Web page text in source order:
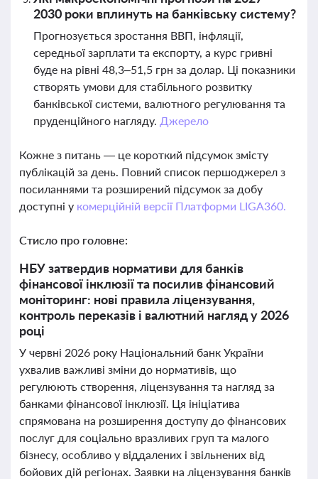
2030 роки вплинуть на банківську систему?
Прогнозується зростання ВВП, інфляції,
середньої зарплати та експорту, а курс гривні
буде на рівні 48,3–51,5 грн за долар. Ці показники
створять умови для стабільного розвитку
банківської системи, валютного регулювання та
пруденційного нагляду. Джерело
Кожне з питань — це короткий підсумок змісту
публікацій за день. Повний список першоджерел з
посиланнями та розширений підсумок за добу
доступні у комерційній версії Платформи LIGA360.
Стисло про головне:
НБУ затвердив нормативи для банків
фінансової інклюзії та посилив фінансовий
моніторинг: нові правила ліцензування,
контроль переказів і валютний нагляд у 2026
році
У червні 2026 року Національний банк України
ухвалив важливі зміни до нормативів, що
регулюють створення, ліцензування та нагляд за
банками фінансової інклюзії. Ця ініціатива
спрямована на розширення доступу до фінансових
послуг для соціально вразливих груп та малого
бізнесу, особливо у віддалених і звільнених від
бойових дій регіонах. Заявки на ліцензування банків